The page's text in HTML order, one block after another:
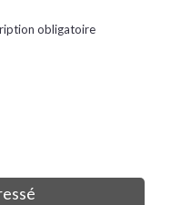
obligatoire